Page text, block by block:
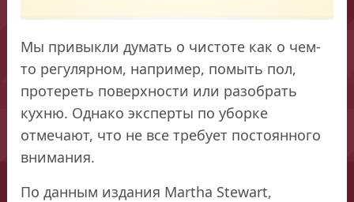
Мы привыкли думать о чистоте как о чем-
то регулярном, например, помыть пол,
протереть поверхности или разобрать
кухню. Однако эксперты по уборке
отмечают, что не все требует постоянного
внимания.
По данным издания Martha Stewart,